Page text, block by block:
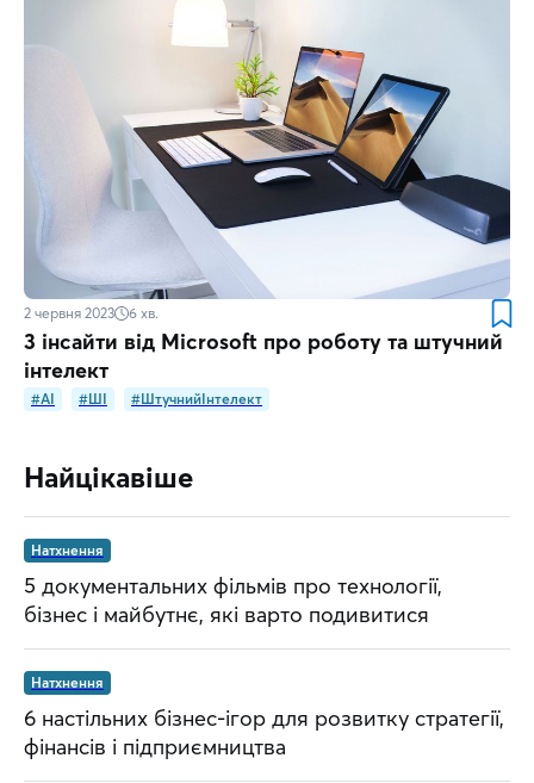
2 червня 2023 6 хв.
3 інсайти від Microsoft про роботу та штучний
інтелект
#AI #ШІ #ШтучнийІнтелект
Найцікавіше
Натхнення
5 документальних фільмів про технології,
бізнес і майбутнє, які варто подивитися
Натхнення
6 настільних бізнес-ігор для розвитку стратегії,
фінансів і підприємництва